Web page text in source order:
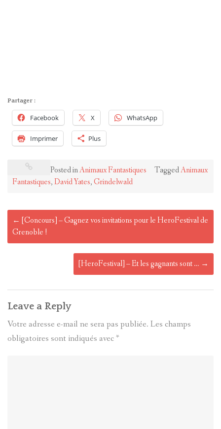
Partager :
Facebook X WhatsApp
Imprimer Plus
Posted inAnimaux Fantastiques TaggedAnimaux
Fantastiques,David Yates,Grindelwald
Post
navigation
← [Concours] – Gagnez vos invitations pour le HeroFestival de
Grenoble !
[HeroFestival] – Et les gagnants sont … →
Leave a Reply
Votre adresse e-mail ne sera pas publiée. Les champs
obligatoires sont indiqués avec*